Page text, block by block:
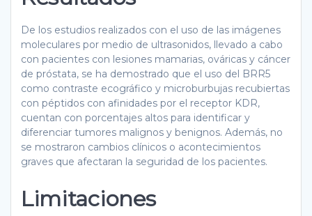
De los estudios realizados con el uso de las imágenes
moleculares por medio de ultrasonidos, llevado a cabo
con pacientes con lesiones mamarias, ováricas y cáncer
de próstata, se ha demostrado que el uso del BRR5
como contraste ecográfico y microburbujas recubiertas
con péptidos con afinidades por el receptor KDR,
cuentan con porcentajes altos para identificar y
diferenciar tumores malignos y benignos. Además, no
se mostraron cambios clínicos o acontecimientos
graves que afectaran la seguridad de los pacientes.
Limitaciones